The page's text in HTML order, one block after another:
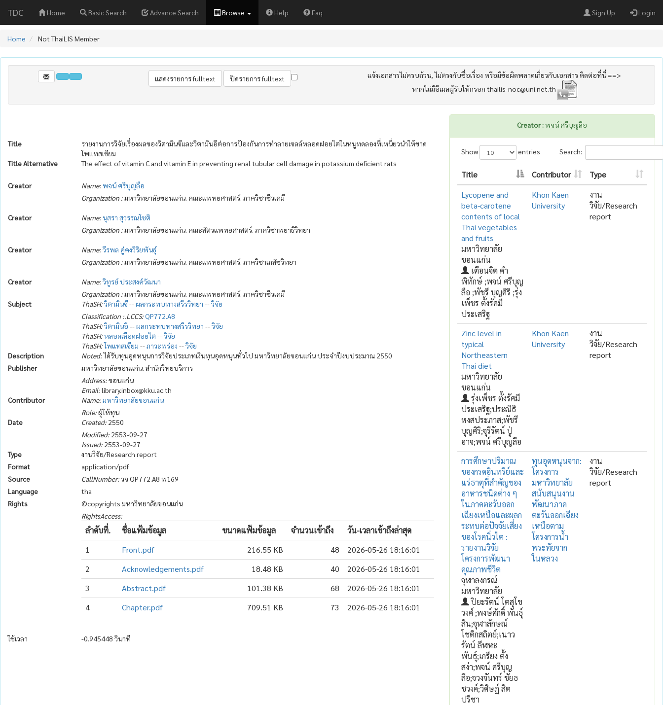
TDC Home Basic Search Advance Search Browse Help Faq Sign Up Login
Home Not ThaiLIS Member
แจ้งเอกสารไม่ครบถ้วน, ไม่ตรงกับชื่อเรื่อง หรือมีข้อผิดพลาดเกี่ยวกับเอกสาร ติดต่อที่นี่ ==>
หากไม่มีอีเมลผู้รับให้กรอก thailis-noc@uni.net.th
Title
รายงานการวิจัยเรื่องผลของวิตามินซีและวิตามินอีต่อการป้องกันการทำลายเซลล์หลอดฝอยไตในหนูทดลองที่เหนี่ยวนำให้ขาด
โพแทสเซียม
Title Alternative
The effect of vitamin C and vitamin E in preventing renal tubular cell damage in potassium deficient rats
Creator Name:พจน์ ศรีบุญลือ
Organization :มหาวิทยาลัยขอนแก่น. คณะแพทยศาสตร์. ภาควิชาชีวเคมี
Creator Name:นุสรา สุวรรณโชติ
Organization :มหาวิทยาลัยขอนแก่น. คณะสัตวแพทยศาสตร์. ภาควิชาพยาธิวิทยา
Creator Name:วีรพล คู่คงวิริยพันธุ์
Organization :มหาวิทยาลัยขอนแก่น. คณะแพทยศาสตร์. ภาควิชาเภสัชวิทยา
Creator Name:วิทูรย์ ประสงค์วัฒนา
Organization :มหาวิทยาลัยขอนแก่น. คณะแพทยศาสตร์. ภาควิชาชีวเคมี
Subject
ThaSH:วิตามินซี--ผลกระทบทางสรีรวิทยา --วิจัย
Classification :.LCCS:QP772.A8
ThaSH:วิตามินอี --ผลกระทบทางสรีรวิทยา --วิจัย
ThaSH:หลอดเลือดฝอยไต --วิจัย
ThaSH:โพแทสเซียม --ภาวะพร่อง --วิจัย
Description
Noted:ได้รับทุนอุดหนุนการวิจัยประเภทเงินทุนอุดหนุนทั่วไป มหาวิทยาลัยขอนแก่น ประจำปีงบประมาณ 2550
Publisher
มหาวิทยาลัยขอนแก่น. สำนักวิทยบริการ
Address:ขอนแก่น
Email:library.inbox@kku.ac.th
Contributor
Name:มหาวิทยาลัยขอนแก่น
Role:ผู้ให้ทุน
Date
Created: 2550
Modified: 2553-09-27
Issued: 2553-09-27
Type
งานวิจัย/Research report
Format
application/pdf
Source
CallNumber:วจ QP772.A8 พ169
Language
tha
Rights
©copyrights มหาวิทยาลัยขอนแก่น
RightsAccess:
ลำดับที่. ชื่อแฟ้มข้อมูล ขนาดแฟ้มข้อมูล จำนวนเข้าถึง
วัน-เวลาเข้าถึงล่าสุด
1
Front.pdf 216.55 KB 48
2026-05-26 18:16:01
2
Acknowledgements.pdf 18.48 KB 40
2026-05-26 18:16:01
3
Abstract.pdf 101.38 KB 68
2026-05-26 18:16:01
4
Chapter.pdf 709.51 KB 73 2026-05-26 18:16:01
ใช้เวลา -0.945448 วินาที
Creator : พจน์ ศรีบุญลือ
Show entries Search:
Title Contributor
Type
Lycopene and
beta-carotene
contents of local
Thai vegetables
and fruits
มหาวิทยาลัย
ขอนแก่น
เตือนจิต คำ
พิทักษ์ ;พจน์ ศรีบุญ
ลือ ;พัชรี บุญศิริ ;รุ่ง
เพ็ชร ตั้งรัศมี
ประเสริฐ
Khon Kaen
University
งาน
วิจัย/Research
report
Zinc level in
typical
Northeastern
Thai diet
มหาวิทยาลัย
ขอนแก่น
รุ่งเพ็ชร ตั้งรัศมี
ประเสริฐ;ประณิธิ
หงสประภาส;พัชรี
บุญศิริ;จุรีรัตน์ ปู่
อาจ;พจน์ ศรีบุญลือ
Khon Kaen
University
งาน
วิจัย/Research
report
การศึกษาปริมาณ
ของกรดอินทรีย์และ
แร่ธาตุที่สำคัญของ
อาหารชนิดต่าง ๆ
ในภาคตะวันออก
เฉียงเหนือและผลก
ระทบต่อปัจจัยเสี่ยง
ของโรคนิ่วไต :
รายงานวิจัย
โครงการพัฒนา
คุณภาพชีวิต
จุฬาลงกรณ์
มหาวิทยาลัย
ปิยะรัตน์ โตสุโข
วงศ์ ;พงษ์ศักดิ์ พันธุ์
สิน;จุฬาลักษณ์
โชติกสถิตย์;เนาว
รัตน์ ลีฬหะ
พันธุ์;เกรียง ตั้ง
สง่า;พจน์ ศรีบุญ
ลือ;จวงจันทร์ ชัยธ
ชวงค์;วิศิษฎ์ สิต
ปรีชา
ทุนอุดหนุนจาก:
โครงการ
มหาวิทยาลัย
สนับสนุนงาน
พัฒนาภาค
ตะวันออกเฉียง
เหนือตาม
โครงการน้ำ
พระทัยจาก
ในหลวง
งาน
วิจัย/Research
report